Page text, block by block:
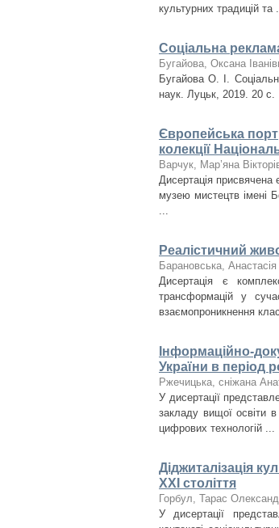
культурних традицій та
Соціальна
Бугайова, Оксана
Бугайова О. І.
наук. Луцьк, 2019. 20 с.
Європейська
колекції
Варчук, Мар’яна
Дисертація присвячена
музею мистецтв імені
...
Реалістичний
Барановська, Анастасія
Дисертація є
трансформацій у
взаємопроникнення
Інформаційно-
України в період
Ржечицька, сніжана
У дисертації
закладу вищої освіти
цифрових технологій ...
Діджиталізація
ХХІ століття
Горбул, Тарас
У дисертації